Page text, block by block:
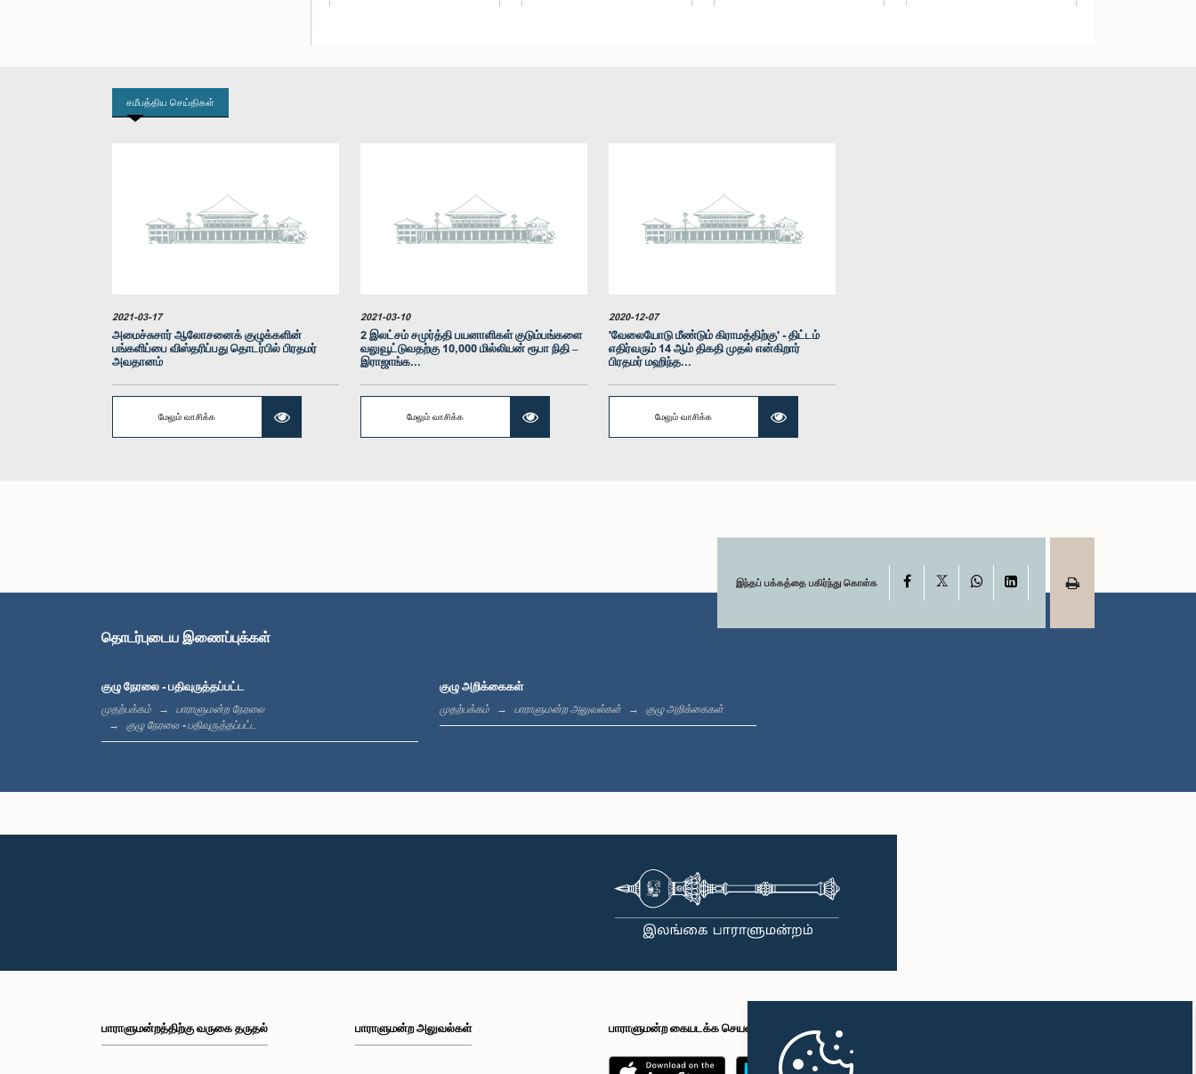
சமீபத்திய செய்திகள்
2021-03-17
அமைச்சுசார் ஆலோசனைக் குழுக்களின்
பங்களிப்பை விஸ்தரிப்பது தொடர்பில் பிரதமர்
அவதானம்
மேலும் வாசிக்க
2021-03-10
2 இலட்சம் சமுர்த்தி பயனாளிகள் குடும்பங்களை
வலுவூட்டுவதற்கு 10,000 மில்லியன் ரூபா நிதி –
இராஜாங்க...
மேலும் வாசிக்க
2020-12-07
'வேலையோடு மீண்டும் கிராமத்திற்கு' - திட்டம்
எதிர்வரும் 14 ஆம் திகதி முதல் என்கிறார்
பிரதமர் மஹிந்த...
மேலும் வாசிக்க
இந்தப் பக்கத்தை பகிர்ந்து கொள்க Facebook WhatsAppLinkedIn
தொடர்புடைய இணைப்புக்கள்
குழு நேரலை - பதிவுருத்தப்பட்ட
முதற்பக்கம்
பாராளுமன்ற நேரலை
குழு நேரலை - பதிவுருத்தப்பட்ட
குழு அறிக்கைகள்
முதற்பக்கம் பாராளுமன்ற அலுவல்கள் குழு அறிக்கைகள்
பாராளுமன்றத்திற்கு வருகை தருதல் பாராளுமன்ற அலுவல்கள் பாராளுமன்ற கையடக்க செயலி